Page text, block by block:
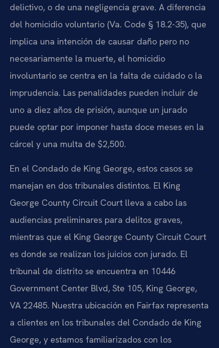
delictivo, o de una negligencia grave. A diferencia
del homicidio voluntario (Va. Code § 18.2-35), que
implica una intención de causar daño pero no
necesariamente la muerte, el homicidio
involuntario se centra en la falta de cuidado o la
imprudencia. Las penalidades pueden incluir de
uno a diez años de prisión, aunque un jurado
puede optar por imponer hasta doce meses en la
cárcel y una multa de $2,500.
En el Condado de King George, estos casos se
manejan en dos tribunales distintos. El King
George County Circuit Court lleva a cabo las
audiencias preliminares para delitos graves,
mientras que el King George County Circuit Court
es donde se realizan los juicios con jurado. El
tribunal de distrito se encuentra en 10446
Government Center Blvd, Ste 105, King George,
VA 22485. Nuestra ubicación en Fairfax representa
a clientes en los tribunales del Condado de King
George, y estamos familiarizados con los